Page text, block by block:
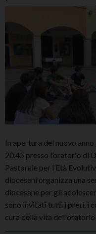
In apertura del nuovo
20.45 presso l’oratorio di
Pastorale per l’Età
diocesani organizza una
diocesane per gli
sono invitati tutti i preti, i
cura della vita